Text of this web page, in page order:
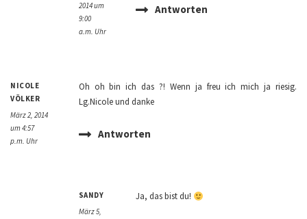
2014 um
9:00
a.m. Uhr
Antworten
NICOLE
VÖLKER
März 2, 2014
um 4:57
p.m. Uhr
Oh oh bin ich das ?! Wenn ja freu ich mich ja riesig.
Lg.Nicole und danke
Antworten
SANDY
März 5,
Ja, das bist du!